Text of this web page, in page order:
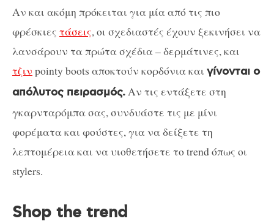
Αν και ακόμη πρόκειται για μία από τις πιο
φρέσκιες τάσεις, οι σχεδιαστές έχουν ξεκινήσει να
λανσάρουν τα πρώτα σχέδια – δερμάτινες, και
τζιν pointy boots αποκτούν κορδόνια και γίνονται ο
απόλυτος πειρασμός.Αν τις εντάξετε στη
γκαρνταρόμπα σας, συνδυάστε τις με μίνι
φορέματα και φούστες, για να δείξετε τη
λεπτομέρεια και να υιοθετήσετε το trend όπως οι
stylers.
Shop the trend